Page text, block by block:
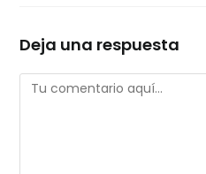
Deja una respuesta
Comentario